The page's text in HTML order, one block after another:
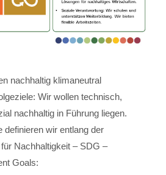
nachhaltig klimaneutral
Wir wollen technisch,
nachhaltig in Führung liegen.
definieren wir entlang der
Nachhaltigkeit – SDG –
Goals: